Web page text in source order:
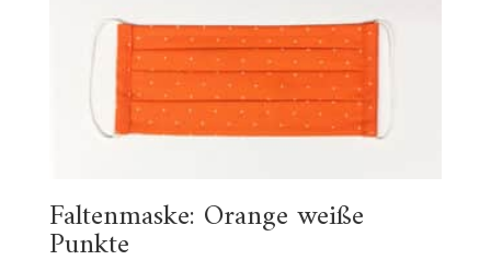
Faltenmaske: Orange weiße
Punkte